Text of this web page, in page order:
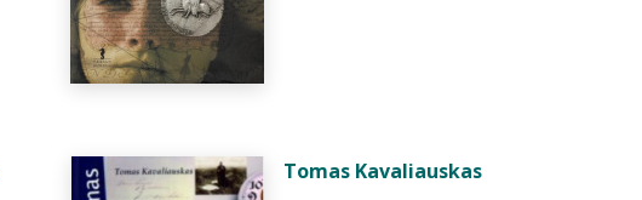
Tomas Kavaliauskas